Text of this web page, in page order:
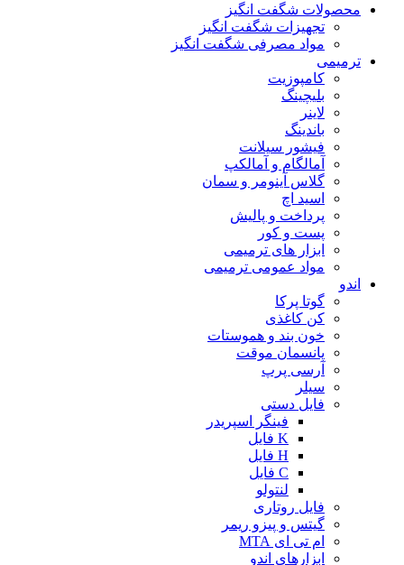
محصولات شگفت انگیز
تجهیزات شگفت انگیز
مواد مصرفی شگفت انگیز
ترمیمی
کامپوزیت
بلیچینگ
لاینر
باندینگ
فیشور سیلانت
آمالگام و آمالکپ
گلاس آینومر و سمان
اسید اچ
پرداخت و پالیش
پست و کور
ابزار های ترمیمی
مواد عمومی ترمیمی
اندو
گوتا پرکا
کن کاغذی
خون بند و هموستات
پانسمان موقت
آرسی پرپ
سیلر
فایل دستی
فینگر اسپریدر
K فایل
H فایل
C فایل
لنتولو
فایل روتاری
گیتس و پیزو ریمر
ام تی ای MTA
ابزارهای اندو